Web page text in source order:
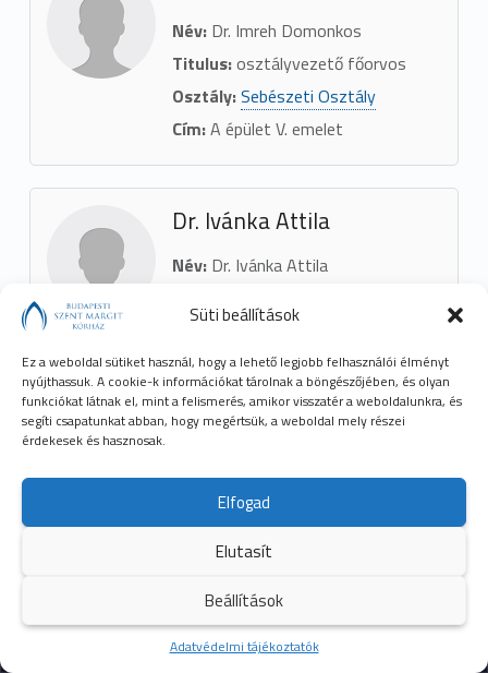
Süti beállítások
Ez a weboldal sütiket használ, hogy a lehető legjobb felhasználói élményt
nyújthassuk. A cookie-k információkat tárolnak a böngészőjében, és olyan
funkciókat látnak el, mint a felismerés, amikor visszatér a weboldalunkra, és
segíti csapatunkat abban, hogy megértsük, a weboldal mely részei
érdekesek és hasznosak.
Elfogad
Elutasít
Beállítások
Adatvédelmi tájékoztatók
Kezdőoldal
Név:Dr. Imreh Domonkos
Titulus:osztályvezető főorvos
Osztály:Sebészeti Osztály
Cím:A épület V. emelet
Dr. Ivánka Attila
Név:Dr. Ivánka Attila
Cím:A épület V. emelet
Dr. Jámbor Erzsébet
Titulus:rezidens
Osztály: II. Belgyógyászati (
Nephrológiai és Gasztroenterológiai
) Osztály
Cím:B. épület 3. emelet